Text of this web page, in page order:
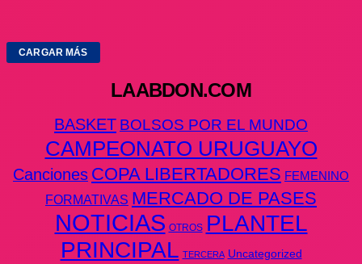
CARGAR MÁS
LAABDON.COM
BASKET BOLSOS POR EL MUNDO
CAMPEONATO URUGUAYO
Canciones COPA LIBERTADORES FEMENINO
FORMATIVAS MERCADO DE PASES
NOTICIAS OTROS PLANTEL
PRINCIPAL TERCERA Uncategorized